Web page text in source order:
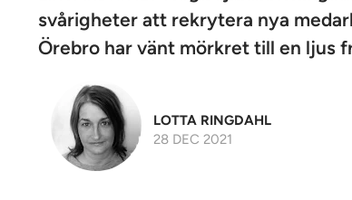
svårigheter att rekrytera nya
Örebro har vänt mörkret till en ljus
LOTTA RINGDAHL
28 DEC 2021